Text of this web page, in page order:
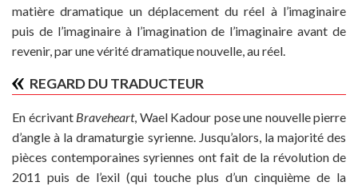
matière dramatique un déplacement du réel à l’imaginaire
puis de l’imaginaire à l’imagination de l’imaginaire avant de
revenir, par une vérité dramatique nouvelle, au réel.
REGARD DU TRADUCTEUR
En écrivant Braveheart, Wael Kadour pose une nouvelle pierre
d’angle à la dramaturgie syrienne. Jusqu’alors, la majorité des
pièces contemporaines syriennes ont fait de la révolution de
2011 puis de l’exil (qui touche plus d’un cinquième de la